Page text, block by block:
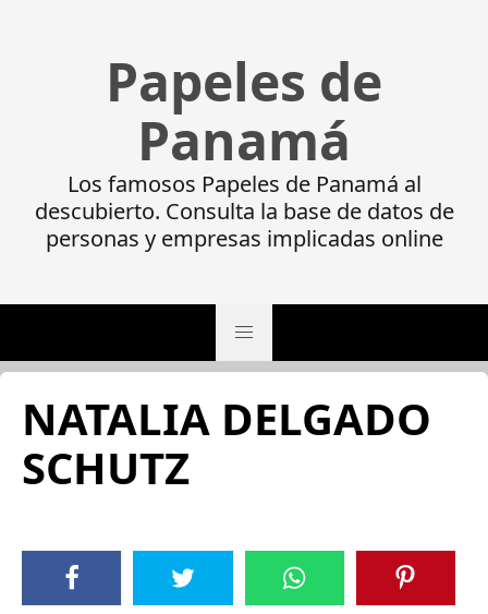
Papeles de
Panamá
Los famosos Papeles de Panamá al
descubierto. Consulta la base de datos de
personas y empresas implicadas online
NATALIA DELGADO
SCHUTZ